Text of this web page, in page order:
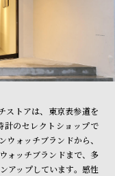
トアは、東京表参道を
計のセレクトショップで
ォッチブランドから、
ォッチブランドまで、多
アップしています。感性